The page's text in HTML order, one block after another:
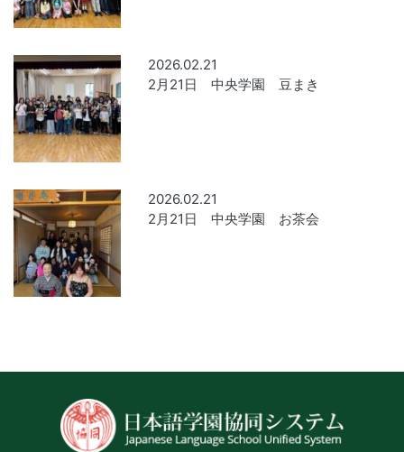
2026.02.21
2月21日 中央学園 豆まき
2026.02.21
2月21日 中央学園 お茶会